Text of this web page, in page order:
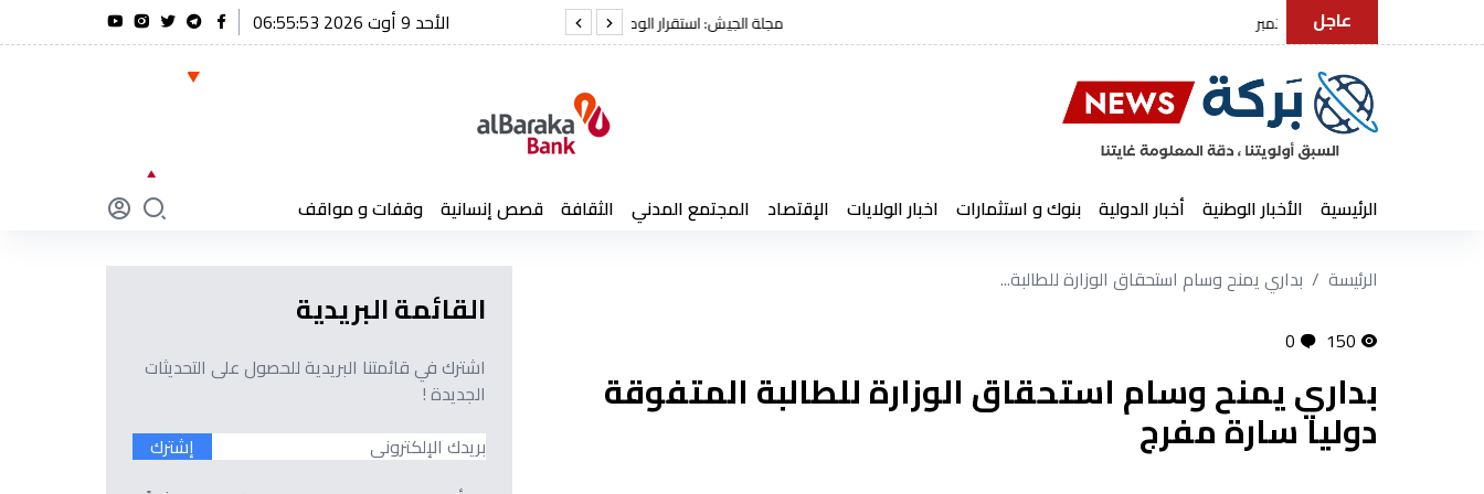
عاجل مجلة الجيش: استقرار الوطن.. الواجب المقدس شنقريحة يتقدم بتعازيه إثر وفاة العميد كمال لخضر
الأحد 9 أوت 2026 06:55:54
الرئيسية الأخبار الوطنية أخبار الدولية بنوك و استثمارات اخبار الولايات الإقتصاد المجتمع المدني الثقافة قصص إنسانية وقفات و مواقف
الرئيسة
بداري يمنح وسام استحقاق الوزارة للطالبة...
150
0
بداري يمنح وسام استحقاق الوزارة للطالبة المتفوقة
دوليا سارة مفرج
القائمة البريدية
اشترك في قائمتنا البريدية للحصول على التحديثات
الجديدة !
إشترك